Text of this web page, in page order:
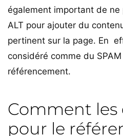
également important de ne
ALT pour ajouter du
pertinent sur la page. En
considéré comme du
référencement.
Comment
pour le